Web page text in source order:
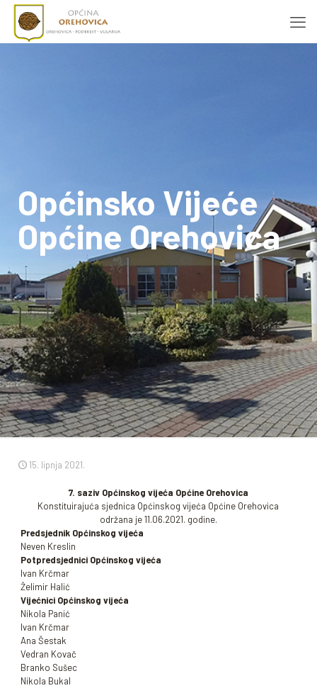
Općinsko Vijeće
Općine Orehovica
15. lipnja 2021.
7. saziv Općinskog vijeća Općine Orehovica
Konstituirajuća sjednica Općinskog vijeća Općine Orehovica
održana je 11.06.2021. godine.
Predsjednik Općinskog vijeća
Neven Kreslin
Potpredsjednici Općinskog vijeća
Ivan Krčmar
Želimir Halić
Vijećnici Općinskog vijeća
Nikola Panić
Ivan Krčmar
Ana Šestak
Vedran Kovač
Branko Sušec
Nikola Bukal